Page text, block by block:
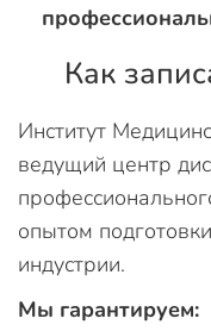
Как
Институт
ведущий центр
опытом
индустрии.
Мы гарантируем: